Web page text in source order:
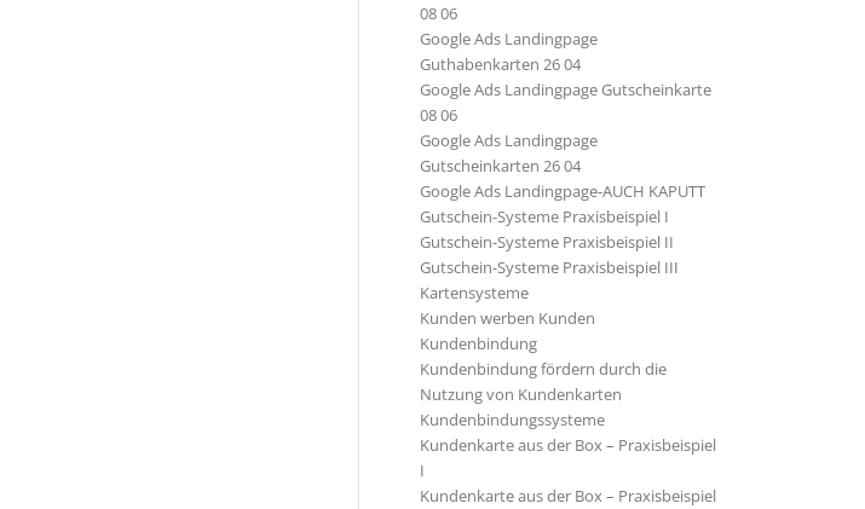
08 06
Google Ads Landingpage
Guthabenkarten 26 04
Google Ads Landingpage Gutscheinkarte
08 06
Google Ads Landingpage
Gutscheinkarten 26 04
Google Ads Landingpage-AUCH KAPUTT
Gutschein-Systeme Praxisbeispiel I
Gutschein-Systeme Praxisbeispiel II
Gutschein-Systeme Praxisbeispiel III
Kartensysteme
Kunden werben Kunden
Kundenbindung
Kundenbindung fördern durch die
Nutzung von Kundenkarten
Kundenbindungssysteme
Kundenkarte aus der Box – Praxisbeispiel
I
Kundenkarte aus der Box – Praxisbeispiel